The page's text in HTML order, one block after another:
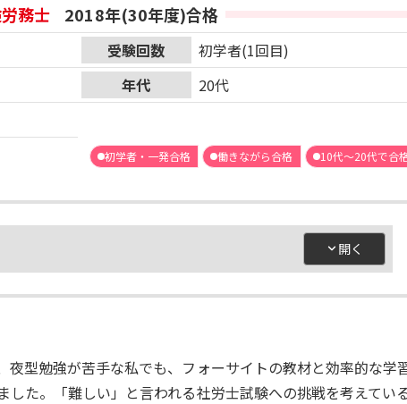
務士 2018年(30年度)合格
受験回数
初学者(1回目)
年代
20代
初学者・一発合格 働きながら合格 10代～20代で合
型勉強が苦手な私でも、フォーサイトの教材と効率的な学
た。「難しい」と言われる社労士試験への挑戦を考えてい